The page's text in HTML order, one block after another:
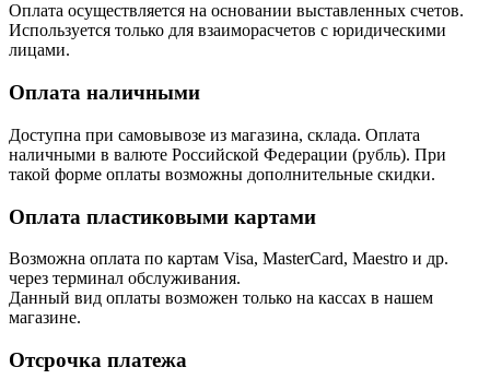
Оплата осуществляется на основании выставленных счетов.
Используется только для взаиморасчетов с юридическими
лицами.
Оплата наличными
Доступна при самовывозе из магазина, склада. Оплата
наличными в валюте Российской Федерации (рубль). При
такой форме оплаты возможны дополнительные скидки.
Оплата пластиковыми картами
Возможна оплата по картам Visa, MasterCard, Maestro и др.
через терминал обслуживания.
Данный вид оплаты возможен только на кассах в нашем
магазине.
Отсрочка платежа